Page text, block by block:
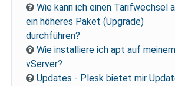
Wie kann ich einen Tarifwechsel
ein höheres Paket (Upgrade)
durchführen?
Wie installiere ich apt auf meinem
vServer?
Updates - Plesk bietet mir